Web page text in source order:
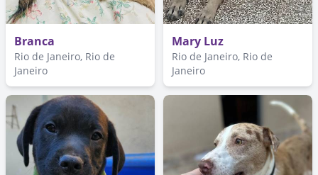
Branca
Rio de Janeiro, Rio de
Janeiro
Mary Luz
Rio de Janeiro, Rio de
Janeiro